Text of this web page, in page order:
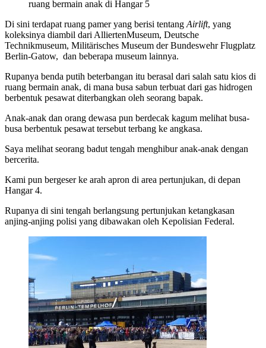
ruang bermain anak di Hangar 5
Di sini terdapat ruang pamer yang berisi tentang Airlift, yang
koleksinya diambil dari AlliertenMuseum, Deutsche
Technikmuseum, Militärisches Museum der Bundeswehr Flugplatz
Berlin-Gatow, dan beberapa museum lainnya.
Rupanya benda putih beterbangan itu berasal dari salah satu kios di
ruang bermain anak, di mana busa sabun terbuat dari gas hidrogen
berbentuk pesawat diterbangkan oleh seorang bapak.
Anak-anak dan orang dewasa pun berdecak kagum melihat busa-
busa berbentuk pesawat tersebut terbang ke angkasa.
Saya melihat seorang badut tengah menghibur anak-anak dengan
bercerita.
Kami pun bergeser ke arah apron di area pertunjukan, di depan
Hangar 4.
Rupanya di sini tengah berlangsung pertunjukan ketangkasan
anjing-anjing polisi yang dibawakan oleh Kepolisian Federal.